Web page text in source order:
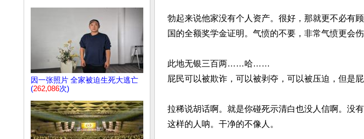
因一张照片 全家被迫生死大逃亡
(262,086次)
勃起来说他家没有个人资产。很好，那就更不必有
国的全额奖学金证明。气愤的不要，非常气愤更会伤
此地无银三百两……哈……
屁民可以被欺诈，可以被剥夺，可以被压迫，但是
拉稀说胡话啊。就是你碰死示清白也没人信啊。没
这样的人呐。干净的不像人。